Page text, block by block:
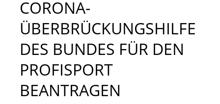
CORONA-
ÜBERBRÜCKUNGSHILFE
DES BUNDES FÜR DEN
PROFISPORT
BEANTRAGEN